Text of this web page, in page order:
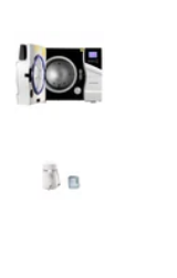
Fisaude
Tech
Academy
Essentielles
schutzmaterial
Aerobic,
Outlet
Fisaude
möbel